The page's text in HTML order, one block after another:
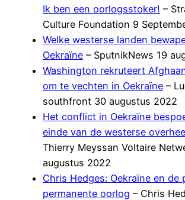
Ik ben een oorlogsstoker! –
Culture Foundation 9
Welke westerse landen
Oekraïne – SputnikNews 19
Washington rekruteert
om te vechten in Oekraïne –
southfront 30 augustus 2022
Het conflict in Oekraïne
einde van de westerse
Thierry Meyssan Voltaire
augustus 2022
Chris Hedges: Oekraïne en de
permanente oorlog – Chris